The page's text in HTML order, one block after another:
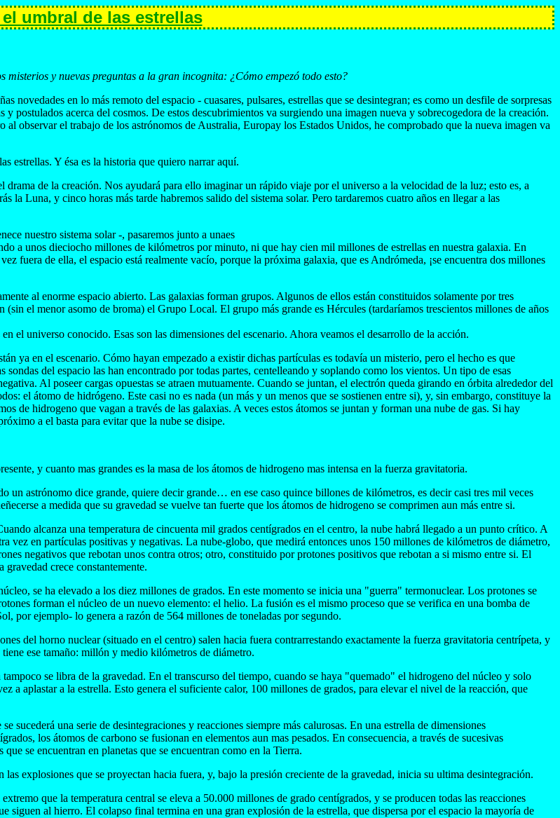
el umbral de las estrellas
y nuevas preguntas a la gran incognita: ¿Cómo empezó todo esto?
novedades en lo más remoto del espacio - cuasares, pulsares, estrellas que se desintegran; es como un desfile de sorpresas
postulados acerca del cosmos. De estos descubrimientos va surgiendo una imagen nueva y sobrecogedora de la creación.
observar el trabajo de los astrónomos de Australia, Europay los Estados Unidos, he comprobado que la nueva imagen va
estrellas. Y ésa es la historia que quiero narrar aquí.
de la creación. Nos ayudará para ello imaginar un rápido viaje por el universo a la velocidad de la luz; esto es, a
la Luna, y cinco horas más tarde habremos salido del sistema solar. Pero tardaremos cuatro años en llegar a las
nuestro sistema solar -, pasaremos junto a unaes
a unos dieciocho millones de kilómetros por minuto, ni que hay cien mil millones de estrellas en nuestra galaxia. En
fuera de ella, el espacio está realmente vacío, porque la próxima galaxia, que es Andrómeda, ¡se encuentra dos millones
al enorme espacio abierto. Las galaxias forman grupos. Algunos de ellos están constituidos solamente por tres
el menor asomo de broma) el Grupo Local. El grupo más grande es Hércules (tardaríamos trescientos millones de años
el universo conocido. Esas son las dimensiones del escenario. Ahora veamos el desarrollo de la acción.
ya en el escenario. Cómo hayan empezado a existir dichas partículas es todavía un misterio, pero el hecho es que
del espacio las han encontrado por todas partes, centelleando y soplando como los vientos. Un tipo de esas
Al poseer cargas opuestas se atraen mutuamente. Cuando se juntan, el electrón queda girando en órbita alrededor del
el átomo de hidrógeno. Este casi no es nada (un más y un menos que se sostienen entre si), y, sin embargo, constituye la
de hidrogeno que vagan a través de las galaxias. A veces estos átomos se juntan y forman una nube de gas. Si hay
a el basta para evitar que la nube se disipe.
y cuanto mas grandes es la masa de los átomos de hidrogeno mas intensa en la fuerza gravitatoria.
un astrónomo dice grande, quiere decir grande… en ese caso quince billones de kilómetros, es decir casi tres mil veces
a medida que su gravedad se vuelve tan fuerte que los átomos de hidrogeno se comprimen aun más entre si.
alcanza una temperatura de cincuenta mil grados centígrados en el centro, la nube habrá llegado a un punto crítico. A
vez en partículas positivas y negativas. La nube-globo, que medirá entonces unos 150 millones de kilómetros de diámetro,
negativos que rebotan unos contra otros; otro, constituido por protones positivos que rebotan a si mismo entre si. El
gravedad crece constantemente.
se ha elevado a los diez millones de grados. En este momento se inicia una "guerra" termonuclear. Los protones se
forman el núcleo de un nuevo elemento: el helio. La fusión es el mismo proceso que se verifica en una bomba de
por ejemplo- lo genera a razón de 564 millones de toneladas por segundo.
del horno nuclear (situado en el centro) salen hacia fuera contrarrestando exactamente la fuerza gravitatoria centrípeta, y
ese tamaño: millón y medio kilómetros de diámetro.
se libra de la gravedad. En el transcurso del tiempo, cuando se haya "quemado" el hidrogeno del núcleo y solo
a aplastar a la estrella. Esto genera el suficiente calor, 100 millones de grados, para elevar el nivel de la reacción, que
sucederá una serie de desintegraciones y reacciones siempre más calurosas. En una estrella de dimensiones
los átomos de carbono se fusionan en elementos aun mas pesados. En consecuencia, a través de sucesivas
se encuentran en planetas que se encuentran como en la Tierra.
explosiones que se proyectan hacia fuera, y, bajo la presión creciente de la gravedad, inicia su ultima desintegración.
que la temperatura central se eleva a 50.000 millones de grado centígrados, y se producen todas las reacciones
siguen al hierro. El colapso final termina en una gran explosión de la estrella, que dispersa por el espacio la mayoría de